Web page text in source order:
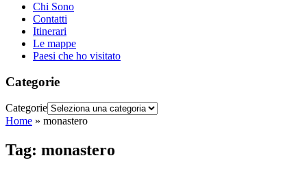
Chi Sono
Contatti
Itinerari
Le mappe
Paesi che ho visitato
Categorie
Categorie
Home » monastero
Tag: monastero